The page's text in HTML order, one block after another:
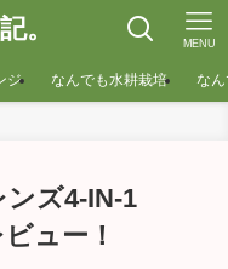
。 MENU
ジ なんでも水耕栽培 な
ズ4-IN-1
ュー！